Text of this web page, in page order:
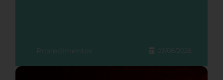
Procedimentos 03/08/2026